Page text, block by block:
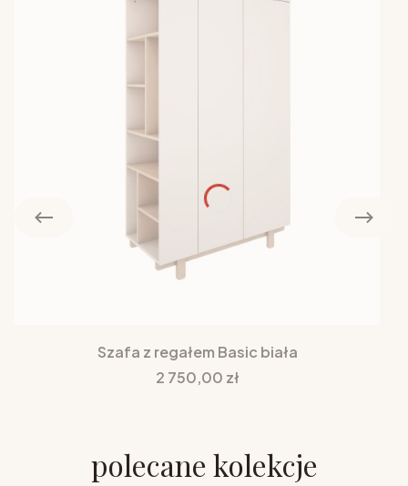
Szafa z regałem Basic biała
Cena
2 750,00 zł
polecane kolekcje